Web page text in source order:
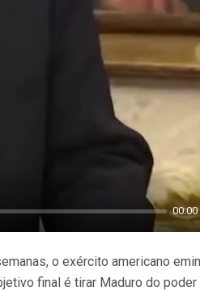
00:00
o exército americano
final é tirar Maduro do poder